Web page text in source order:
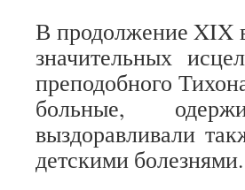
В продолжение XIX
значительных
преподобного
больные,
выздоравливали
детскими болезнями.